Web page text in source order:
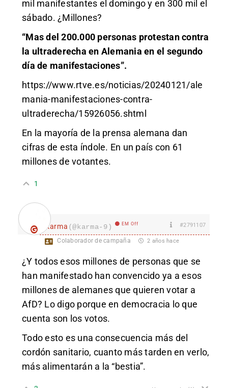
mil manifestantes el domingo y en 300 mil el
sábado. ¿Millones?
“Mas del 200.000 personas protestan contra
la ultraderecha en Alemania en el segundo
día de manifestaciones”.
https://www.rtve.es/noticias/20240121/ale
mania-manifestaciones-contra-
ultraderecha/15926056.shtml
En la mayoría de la prensa alemana dan
cifras de esta índole. En un país con 61
millones de votantes.
1
karma (@karma-9) EM Off #2791107
Colaborador de campaña 2 años hace
¿Y todos esos millones de personas que se
han manifestado han convencido ya a esos
millones de alemanes que quieren votar a
AfD? Lo digo porque en democracia lo que
cuenta son los votos.
Todo esto es una consecuencia más del
cordón sanitario, cuanto más tarden en verlo,
más alimentarán a la “bestia”.